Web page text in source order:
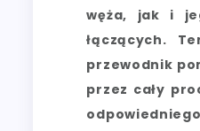
węża, jak i
łączących.
przewodnik
przez cały